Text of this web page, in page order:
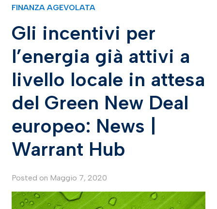
FINANZA AGEVOLATA
Gli incentivi per
l’energia già attivi a
livello locale in attesa
del Green New Deal
europeo: News |
Warrant Hub
Posted on Maggio 7, 2020